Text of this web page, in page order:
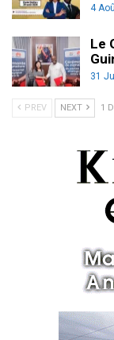
4
Le
31
PREV NEXT 1